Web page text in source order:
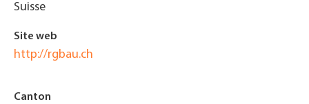
Suisse
Site web
http://rgbau.ch
Canton